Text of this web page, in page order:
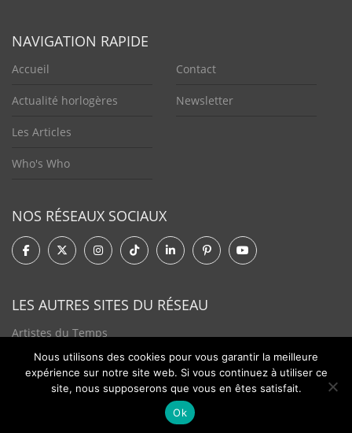
NAVIGATION RAPIDE
Accueil
Actualité horlogères
Les Articles
Who's Who
Contact
Newsletter
NOS RÉSEAUX SOCIAUX
LES AUTRES SITES DU RÉSEAU
Artistes du Temps
Tendances Plurielles
Nous utilisons des cookies pour vous garantir la meilleure
expérience sur notre site web. Si vous continuez à utiliser ce
site, nous supposerons que vous en êtes satisfait.
Ok